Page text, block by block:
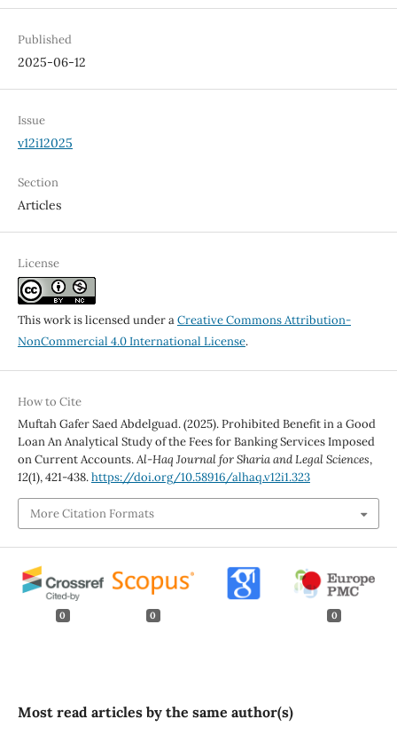
Published
2025-06-12
Issue
v12i12025
Section
Articles
License
This work is licensed under aCreative Commons Attribution-
NonCommercial 4.0 International License.
How to Cite
Muftah Gafer Saed Abdelguad. (2025). Prohibited Benefit in a Good
Loan An Analytical Study of the Fees for Banking Services Imposed
on Current Accounts.Al-Haq Journal for Sharia and Legal Sciences,
12(1), 421-438.https://doi.org/10.58916/alhaq.v12i1.323
More Citation Formats
0 0 0
Most read articles by the same author(s)